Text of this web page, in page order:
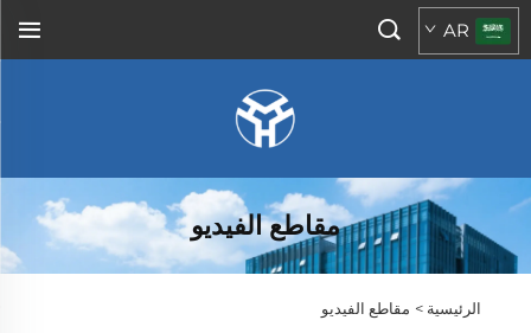
AR
مقاطع الفيديو
الرئيسية > مقاطع الفيديو